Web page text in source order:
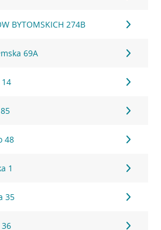
BYTOMSKICH 274B
69A
48
1
35
36